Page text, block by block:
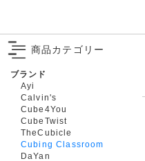
商品カテゴリー
ブランド
Ayi
Calvin's
Cube4You
CubeTwist
TheCubicle
Cubing Classroom
DaYan